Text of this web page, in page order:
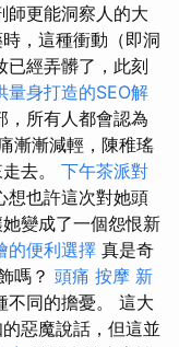
師更能洞察人的大
，這種衝動（即洞
已經弄髒了，此刻
量身打造的SEO解
，所有人都會認為
漸漸減輕，陳稚瑤
去。 下午茶派對
想也許這次對她頭
變成了一個怨恨新
的便利選擇 真是奇
嗎？ 頭痛 按摩 新
不同的擔憂。 這大
惡魔說話，但這並